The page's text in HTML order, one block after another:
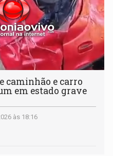
caminhão e carro
em estado grave
às 18:16